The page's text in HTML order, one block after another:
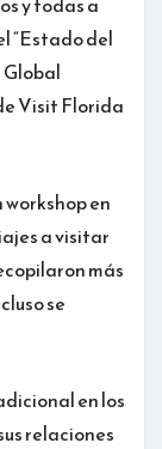
“Estado del
Visit Florida
en
a visitar
más
se
en los
relaciones